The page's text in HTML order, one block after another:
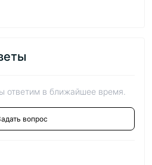
ответим в ближайшее время.
вопрос